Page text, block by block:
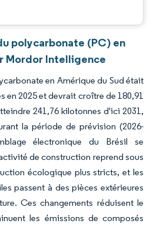
polycarbonate (PC) en
Mordor Intelligence
en Amérique du Sud était
en 2025 et devrait croître de 180,91
241,76 kilotonnes d'ici 2031,
la période de prévision (2026-
électronique du Brésil se
de construction reprend sous
écologique plus stricts, et les
passent à des pièces extérieures
Ces changements réduisent le
les émissions de composés